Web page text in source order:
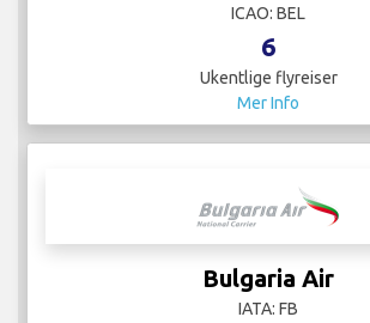
ICAO: BEL
6
Ukentlige flyreiser
Mer Info
Bulgaria Air
IATA: FB